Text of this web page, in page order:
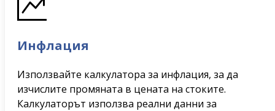
Инфлация
Използвайте калкулатора за инфлация, за да
изчислите промяната в цената на стоките.
Калкулаторът използва реални данни за